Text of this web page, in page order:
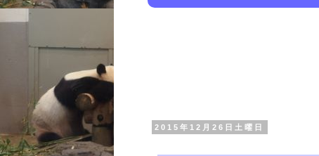
2015年12月26日土曜日